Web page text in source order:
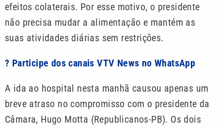
efeitos colaterais. Por esse motivo, o presidente
não precisa mudar a alimentação e mantém as
suas atividades diárias sem restrições.
? Participe dos canais VTV News no WhatsApp
A ida ao hospital nesta manhã causou apenas um
breve atraso no compromisso com o presidente da
Câmara, Hugo Motta (Republicanos-PB). Os dois